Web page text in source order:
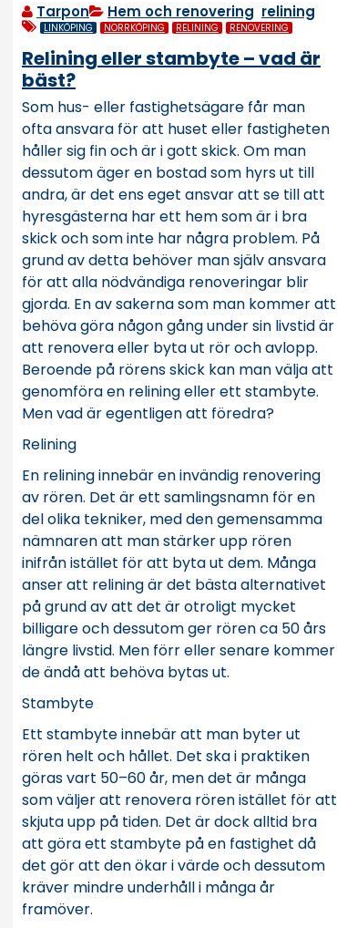
Tarpon Hem och renovering relining
LINKÖPING NORRKÖPING RELINING RENOVERING
Relining eller stambyte – vad är
bäst?
Som hus- eller fastighetsägare får man
ofta ansvara för att huset eller fastigheten
håller sig fin och är i gott skick. Om man
dessutom äger en bostad som hyrs ut till
andra, är det ens eget ansvar att se till att
hyresgästerna har ett hem som är i bra
skick och som inte har några problem. På
grund av detta behöver man själv ansvara
för att alla nödvändiga renoveringar blir
gjorda. En av sakerna som man kommer att
behöva göra någon gång under sin livstid är
att renovera eller byta ut rör och avlopp.
Beroende på rörens skick kan man välja att
genomföra en reliningeller ett stambyte.
Men vad är egentligen att föredra?
Relining
En relininginnebär en invändig renovering
av rören. Det är ett samlingsnamn för en
del olika tekniker, med den gemensamma
nämnaren att man stärker upp rören
inifrån istället för att byta ut dem. Många
anser att relining är det bästa alternativet
på grund av att det är otroligt mycket
billigare och dessutom ger rören ca 50 års
längre livstid. Men förr eller senare kommer
de ändå att behöva bytas ut.
Stambyte
Ett stambyteinnebär att man byter ut
rören helt och hållet. Det ska i praktiken
göras vart 50–60 år, men det är många
som väljer att renovera rören istället för att
skjuta upp på tiden. Det är dock alltid bra
att göra ett stambyte på en fastighet då
det gör att den ökar i värde och dessutom
kräver mindre underhåll i många år
framöver.